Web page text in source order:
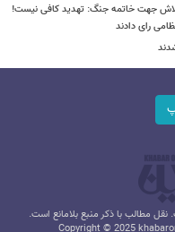
تلاش جهت خاتمه جنگ: تهدید کافی نیست!
رای دادند
مطالب با ذکر منبع بلامانع است.
Copyright © 2025